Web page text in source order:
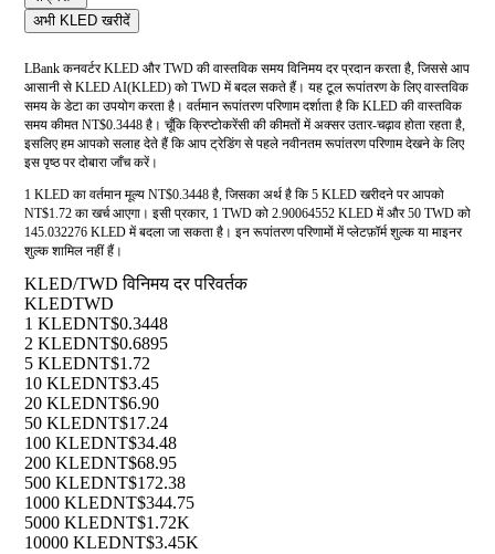
अभी KLED खरीदें
LBank कनवर्टर KLED और TWD की वास्तविक समय विनिमय दर प्रदान करता है, जिससे आप
आसानी से KLED AI(KLED) को TWD में बदल सकते हैं। यह टूल रूपांतरण के लिए वास्तविक
समय के डेटा का उपयोग करता है। वर्तमान रूपांतरण परिणाम दर्शाता है कि KLED की वास्तविक
समय कीमत NT$0.3448 है। चूँकि क्रिप्टोकरेंसी की कीमतों में अक्सर उतार-चढ़ाव होता रहता है,
इसलिए हम आपको सलाह देते हैं कि आप ट्रेडिंग से पहले नवीनतम रूपांतरण परिणाम देखने के लिए
इस पृष्ठ पर दोबारा जाँच करें।
1 KLED का वर्तमान मूल्य NT$0.3448 है, जिसका अर्थ है कि 5 KLED खरीदने पर आपको
NT$1.72 का खर्च आएगा। इसी प्रकार, 1 TWD को 2.90064552 KLED में और 50 TWD को
145.032276 KLED में बदला जा सकता है। इन रूपांतरण परिणामों में प्लेटफ़ॉर्म शुल्क या माइनर
शुल्क शामिल नहीं हैं।
KLED/TWD विनिमय दर परिवर्तक
KLEDTWD
1 KLEDNT$0.3448
2 KLEDNT$0.6895
5 KLEDNT$1.72
10 KLEDNT$3.45
20 KLEDNT$6.90
50 KLEDNT$17.24
100 KLEDNT$34.48
200 KLEDNT$68.95
500 KLEDNT$172.38
1000 KLEDNT$344.75
5000 KLEDNT$1.72K
10000 KLEDNT$3.45K